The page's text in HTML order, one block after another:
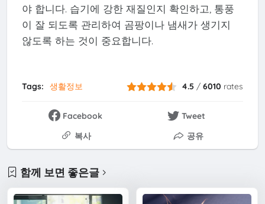
야 합니다. 습기에 강한 재질인지 확인하고, 통풍
이 잘 되도록 관리하여 곰팡이나 냄새가 생기지
않도록 하는 것이 중요합니다.
Tags: 생활정보 4.5 /6010 rates
Facebook
Tweet
복사
공유
함께 보면 좋은글